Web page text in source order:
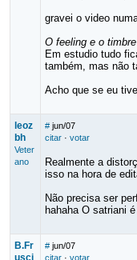
gravei o video
O feeling e o
Em estudio tudo
também, mas não
Acho que se eu
leoz
bh
Veter
ano
# jun/07
citar· votar
Realmente a
isso na hora de
Não precisa ser
hahaha O satriani
B.Fr
usci
# jun/07
citar· votar